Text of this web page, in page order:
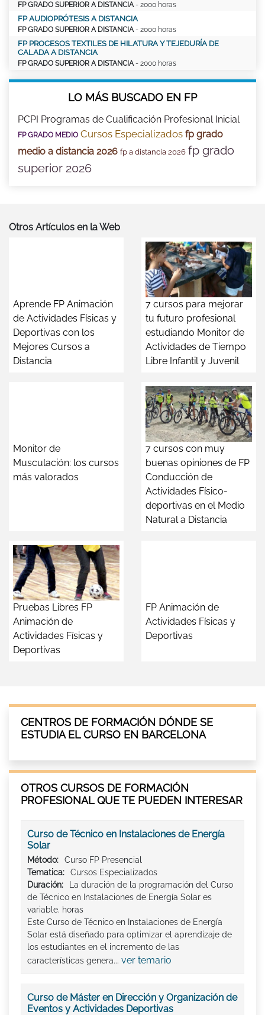
FP GRADO SUPERIOR A DISTANCIA- 2000 horas
FP AUDIOPRÓTESIS A DISTANCIA
FP GRADO SUPERIOR A DISTANCIA- 2000 horas
FP PROCESOS TEXTILES DE HILATURA Y TEJEDURÍA DE
CALADA A DISTANCIA
FP GRADO SUPERIOR A DISTANCIA- 2000 horas
LO MÁS BUSCADO EN FP
PCPI Programas de Cualificación Profesional Inicial
FP GRADO MEDIO Cursos Especializados fp grado
medio a distancia 2026 fp a distancia 2026 fp grado
superior 2026
Otros Artículos en la Web
Aprende FP Animación
de Actividades Físicas y
Deportivas con los
Mejores Cursos a
Distancia
7 cursos para mejorar
tu futuro profesional
estudiando Monitor de
Actividades de Tiempo
Libre Infantil y Juvenil
Monitor de
Musculación: los cursos
más valorados
7 cursos con muy
buenas opiniones de FP
Conducción de
Actividades Físico-
deportivas en el Medio
Natural a Distancia
Pruebas Libres FP
Animación de
Actividades Físicas y
Deportivas
FP Animación de
Actividades Físicas y
Deportivas
CENTROS DE FORMACIÓN DÓNDE SE
ESTUDIA EL CURSO EN BARCELONA
OTROS CURSOS DE FORMACIÓN
PROFESIONAL QUE TE PUEDEN INTERESAR
Curso de Técnico en Instalaciones de Energía
Solar
Método:
Curso FP Presencial
Tematica:
Cursos Especializados
Duración:
La duración de la programación del Curso
de Técnico en Instalaciones de Energía Solar es
variable. horas
Este Curso de Técnico en Instalaciones de Energía
Solar está diseñado para optimizar el aprendizaje de
los estudiantes en el incremento de las
características genera... ver temario
Curso de Máster en Dirección y Organización de
Eventos y Actividades Deportivas